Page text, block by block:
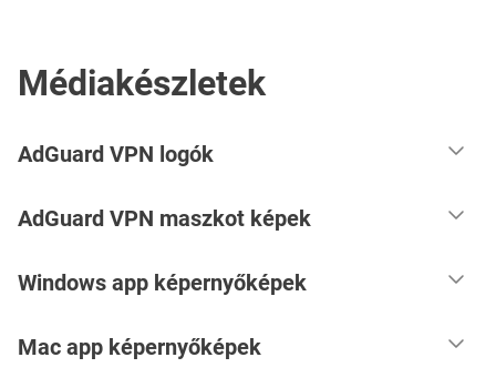
Médiakészletek
AdGuard VPN logók
AdGuard VPN maszkot képek
Windows app képernyőképek
Mac app képernyőképek